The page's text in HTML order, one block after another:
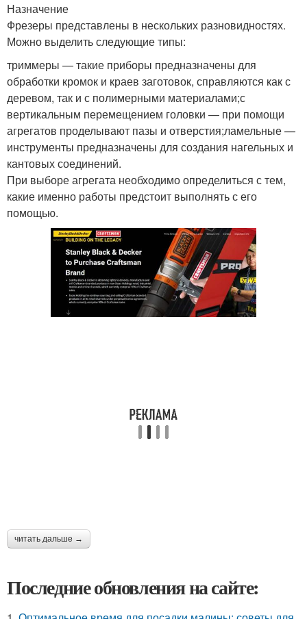
Назначение
Фрезеры представлены в нескольких разновидностях.
Можно выделить следующие типы:
триммеры — такие приборы предназначены для
обработки кромок и краев заготовок, справляются как с
деревом, так и с полимерными материалами;с
вертикальным перемещением головки — при помощи
агрегатов проделывают пазы и отверстия;ламельные —
инструменты предназначены для создания нагельных и
кантовых соединений.
При выборе агрегата необходимо определиться с тем,
какие именно работы предстоит выполнять с его
помощью.
читать дальше →
Последние обновления на сайте: